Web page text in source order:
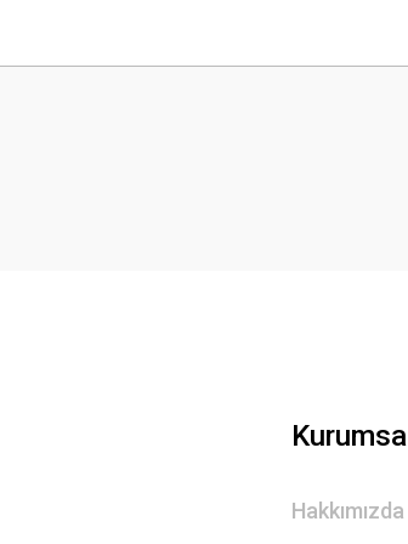
Kurumsal
Hakkımızda